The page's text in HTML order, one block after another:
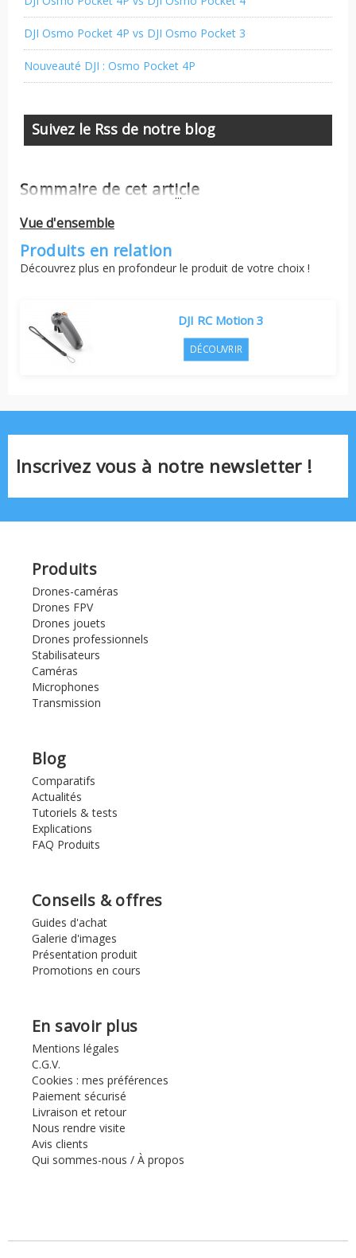
DJI Osmo Pocket 4P vs DJI Osmo Pocket 3
Nouveauté DJI : Osmo Pocket 4P
Suivez le Rss de notre blog
Sommaire de cet article
...
Vue d'ensemble
Produits en relation
Découvrez plus en profondeur le produit de votre choix !
DJI RC Motion 3
DÉCOUVRIR
Inscrivez vous à notre newsletter !
Produits
Drones-caméras
Drones FPV
Drones jouets
Drones professionnels
Stabilisateurs
Caméras
Microphones
Transmission
Blog
Comparatifs
Actualités
Tutoriels & tests
Explications
FAQ Produits
Conseils & offres
Guides d'achat
Galerie d'images
Présentation produit
Promotions en cours
En savoir plus
Mentions légales
C.G.V.
Cookies : mes préférences
Paiement sécurisé
Livraison et retour
Nous rendre visite
Avis clients
Qui sommes-nous / À propos